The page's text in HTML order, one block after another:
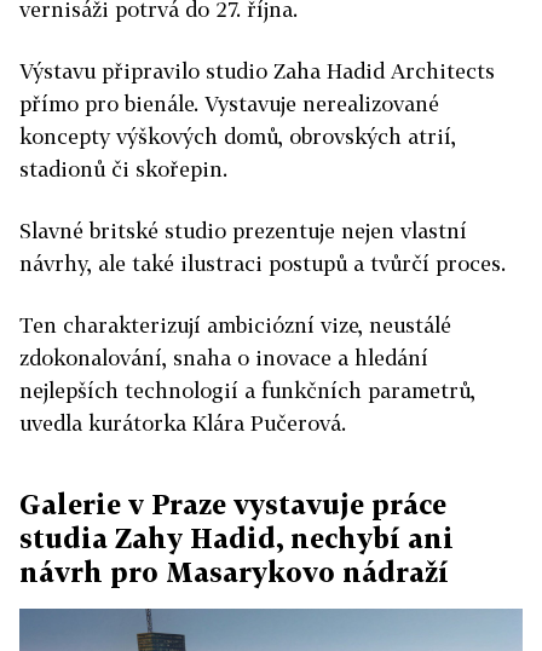
vernisáži potrvá do 27. října.
Výstavu připravilo studio Zaha Hadid Architects
přímo pro bienále. Vystavuje nerealizované
koncepty výškových domů, obrovských atrií,
stadionů či skořepin.
Slavné britské studio prezentuje nejen vlastní
návrhy, ale také ilustraci postupů a tvůrčí proces.
Ten charakterizují ambiciózní vize, neustálé
zdokonalování, snaha o inovace a hledání
nejlepších technologií a funkčních parametrů,
uvedla kurátorka Klára Pučerová.
Galerie v Praze vystavuje práce
studia Zahy Hadid, nechybí ani
návrh pro Masarykovo nádraží